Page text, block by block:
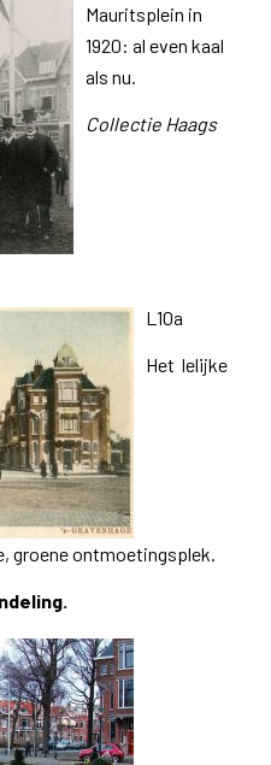
Mauritsplein in
1920: al even kaal
als nu.
Collectie Haags
L10a
Het lelijke
groene ontmoetingsplek.